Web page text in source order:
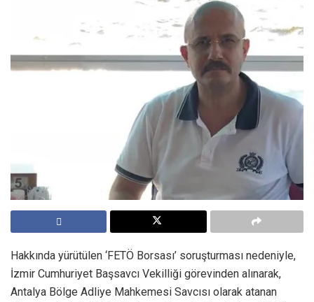
Hakkında yürütülen ‘FETÖ Borsası’ soruşturması nedeniyle,
İzmir Cumhuriyet Başsavcı Vekilliği görevinden alınarak,
Antalya Bölge Adliye Mahkemesi Savcısı olarak atanan